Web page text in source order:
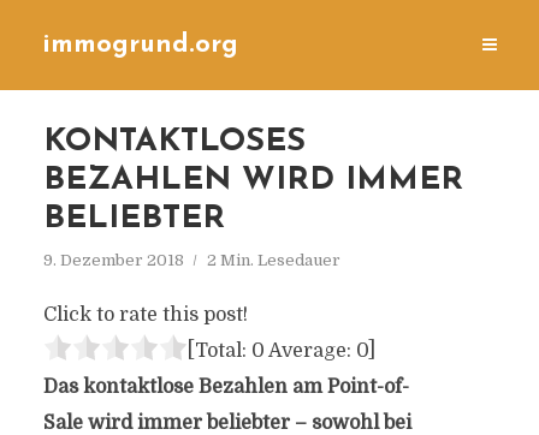
immogrund.org
KONTAKTLOSES
BEZAHLEN WIRD IMMER
BELIEBTER
9. Dezember 2018 2 Min. Lesedauer
Click to rate this post!
[Total: 0 Average: 0]
Das kontaktlose Bezahlen am Point-of-
Sale wird immer beliebter – sowohl bei